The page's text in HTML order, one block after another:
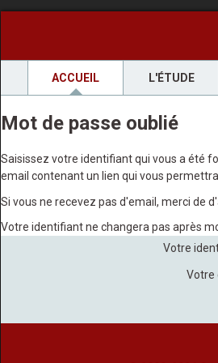
ACCUEIL L'ÉTUDE
Mot de passe oublié
Saisissez votre identifiant qui vous a été
email contenant un lien qui vous
Si vous ne recevez pas d'email, merci de
Votre identifiant ne changera pas après
Votre
Votre